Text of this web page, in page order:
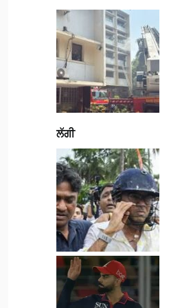
ਲੱਗੀ